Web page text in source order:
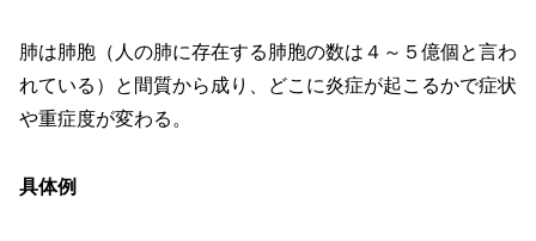
肺は肺胞（人の肺に存在する肺胞の数は４～５億個と言わ
れている）と間質から成り、どこに炎症が起こるかで症状
や重症度が変わる。
具体例